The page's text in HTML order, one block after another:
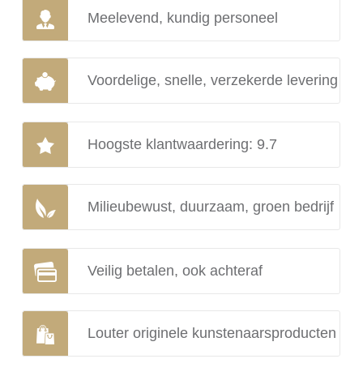
Meelevend, kundig personeel
Voordelige, snelle, verzekerde levering
Hoogste klantwaardering: 9.7
Milieubewust, duurzaam, groen bedrijf
Veilig betalen, ook achteraf
Louter originele kunstenaarsproducten